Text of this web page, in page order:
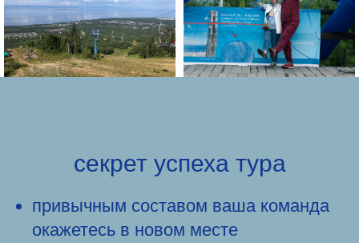
секрет успеха тура
привычным составом ваша команда
окажетесь в новом месте